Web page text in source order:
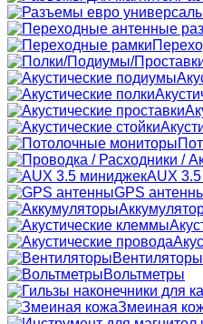
AUX
GPS
Вентиляторы
Вольтметры
Змеиная